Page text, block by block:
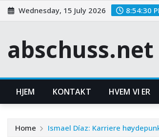
Skip
to
Wednesday, 15 July 2026 8:54:31
abschuss.net
HJEM KONTAKT HVEM VI ER
Home Ismael Díaz: Karriere